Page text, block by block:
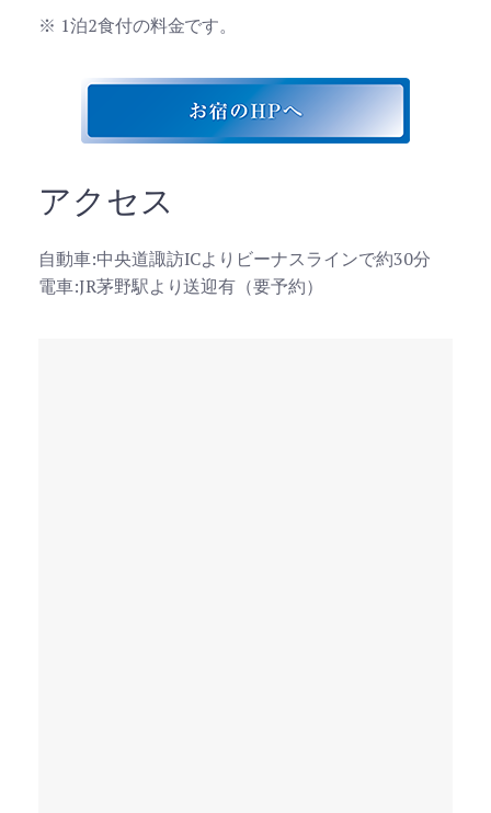
※ 1泊2食付の料金です。
アクセス
自動車:中央道諏訪ICよりビーナスラインで約30分
電車:JR茅野駅より送迎有（要予約）